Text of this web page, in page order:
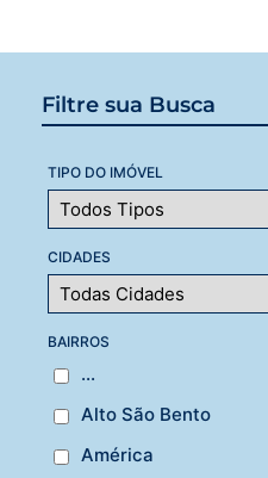
Filtre sua Busca
TIPO DO IMÓVEL
CIDADES
BAIRROS
...
Alto São Bento
América